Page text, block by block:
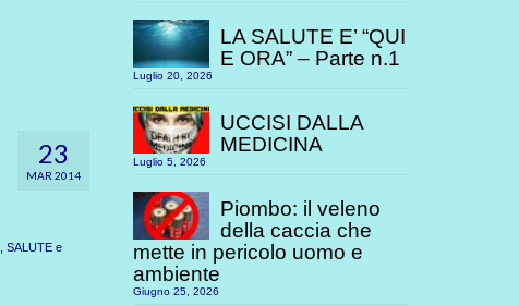
23
MAR 2014
SALUTE e
LA SALUTE E’ “QUI
E ORA” – Parte n.1
Luglio 20, 2026
UCCISI DALLA
MEDICINA
Luglio 5, 2026
Piombo: il veleno
della caccia che
mette in pericolo uomo e
ambiente
Giugno 25, 2026